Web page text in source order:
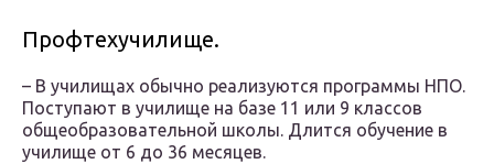
Профтехучилище.
– В училищах обычно реализуются программы НПО.
Поступают в училище на базе 11 или 9 классов
общеобразовательной школы. Длится обучение в
училище от 6 до 36 месяцев.